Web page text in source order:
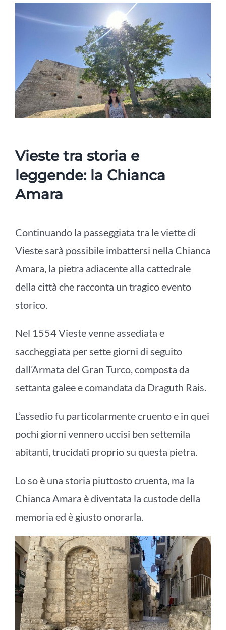
Vieste tra storia e
leggende: la Chianca
Amara
Continuando la passeggiata tra le viette di
Vieste sarà possibile imbattersi nella Chianca
Amara, la pietra adiacente alla cattedrale
della città che racconta un tragico evento
storico.
Nel 1554 Vieste venne assediata e
saccheggiata per sette giorni di seguito
dall’Armata del Gran Turco, composta da
settanta galee e comandata da Draguth Rais.
L’assedio fu particolarmente cruento e in quei
pochi giorni vennero uccisi ben settemila
abitanti, trucidati proprio su questa pietra.
Lo so è una storia piuttosto cruenta, ma la
Chianca Amara è diventata la custode della
memoria ed è giusto onorarla.